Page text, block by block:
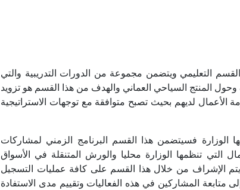
التعليمي ويتضمن مجموعة من الدورات التدريبية والتي
المنتج السياحي العماني والهدف من هذا القسم هو تزويد
لديهم بحيث تصبح متوافقة مع توجهات الاستراتيجية
الوزارة فسيتضمن هذا القسم البرنامج الزمني لمشاركات
التي تنظمها الوزارة محليا والورش المتنقلة في الأسواق
الإشراف من خلال هذا القسم على كافة عمليات التسجيل
متابعة المشاركين في هذه الفعاليات وتقييم مدى الاستفادة